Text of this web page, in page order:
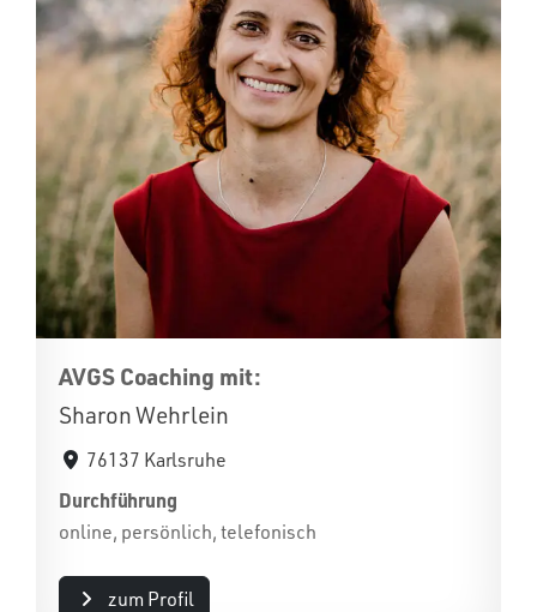
AVGS Coaching mit:
Sharon Wehrlein
76137 Karlsruhe
Durchführung
online, persönlich, telefonisch
zum Profil